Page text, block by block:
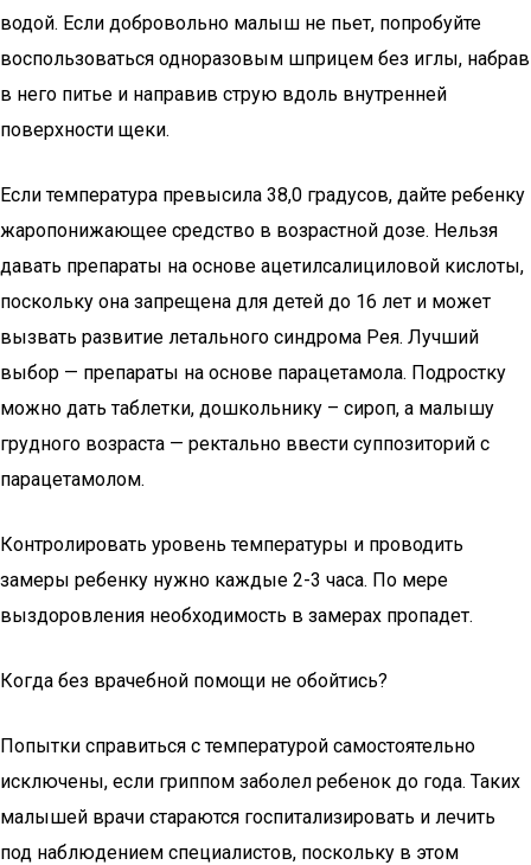
водой. Если добровольно малыш не пьет, попробуйте
воспользоваться одноразовым шприцем без иглы, набрав
в него питье и направив струю вдоль внутренней
поверхности щеки.
Если температура превысила 38,0 градусов, дайте ребенку
жаропонижающее средство в возрастной дозе. Нельзя
давать препараты на основе ацетилсалициловой кислоты,
поскольку она запрещена для детей до 16 лет и может
вызвать развитие летального синдрома Рея. Лучший
выбор — препараты на основе парацетамола. Подростку
можно дать таблетки, дошкольнику – сироп, а малышу
грудного возраста — ректально ввести суппозиторий с
парацетамолом.
Контролировать уровень температуры и проводить
замеры ребенку нужно каждые 2-3 часа. По мере
выздоровления необходимость в замерах пропадет.
Когда без врачебной помощи не обойтись?
Попытки справиться с температурой самостоятельно
исключены, если гриппом заболел ребенок до года. Таких
малышей врачи стараются госпитализировать и лечить
под наблюдением специалистов, поскольку в этом